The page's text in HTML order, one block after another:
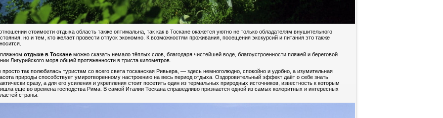
стоимости отдыха область также оптимальна, так как в Тоскане окажется уютно не только обладателям внушительного
но и тем, кто желает провести отпуск экономно. К возможностям проживания, посещения экскурсий и питания это также
отдыхе в Тоскане можно сказать немало тёплых слов, благодаря чистейшей воде, благоустроенности пляжей и береговой
Лигурийского моря общей протяженности в триста километров.
просто так полюбилась туристам со всего света тосканская Ривьера, — здесь немноголюдно, спокойно и удобно, а изумительная
природы способствует умиротворенному настроению на весь период отдыха. Оздоровительный эффект даёт о себе знать
сразу, а для его усиления и укрепления стоит посетить один из термальных природных источников, известность к которым
еще во времена господства Рима. В самой Италии Тоскана справедливо признается одной из самых колоритных и интересных
страны.